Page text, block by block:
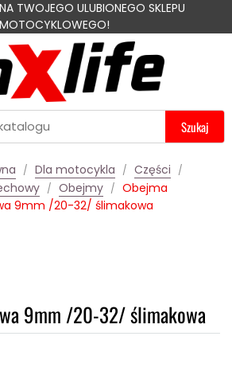
TWOJEGO ULUBIONEGO SKLEPU
MOTOCYKLOWEGO!
Szukaj
Dla motocykla
Części
Obejmy
Obejma
9mm /20-32/ ślimakowa
9mm /20-32/ ślimakowa